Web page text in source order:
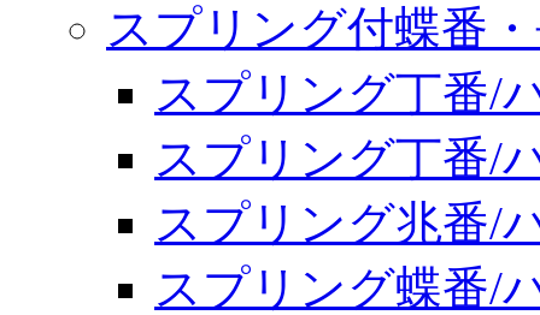
スプリング付蝶番
スプリング丁番/
スプリング丁番/
スプリング兆番/
スプリング蝶番/